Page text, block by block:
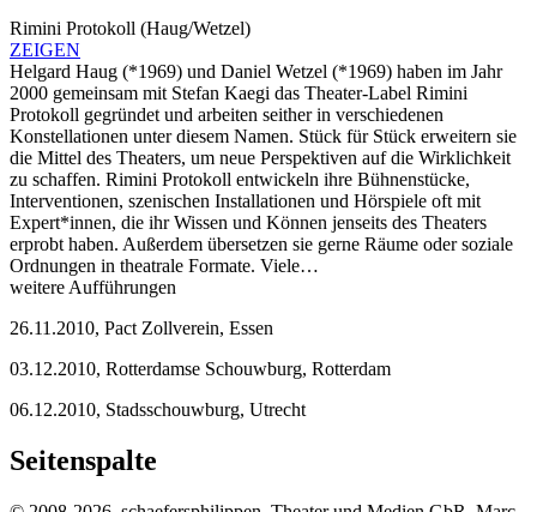
Rimini Protokoll (Haug/Wetzel)
ZEIGEN
Helgard Haug (*1969) und Daniel Wetzel (*1969) haben im Jahr
2000 gemeinsam mit Stefan Kaegi das Theater-Label Rimini
Protokoll gegründet und arbeiten seither in verschiedenen
Konstellationen unter diesem Namen. Stück für Stück erweitern sie
die Mittel des Theaters, um neue Perspektiven auf die Wirklichkeit
zu schaffen. Rimini Protokoll entwickeln ihre Bühnenstücke,
Interventionen, szenischen Installationen und Hörspiele oft mit
Expert*innen, die ihr Wissen und Können jenseits des Theaters
erprobt haben. Außerdem übersetzen sie gerne Räume oder soziale
Ordnungen in theatrale Formate. Viele…
weitere Aufführungen
26.11.2010, Pact Zollverein, Essen
03.12.2010, Rotterdamse Schouwburg, Rotterdam
06.12.2010, Stadsschouwburg, Utrecht
Seitenspalte